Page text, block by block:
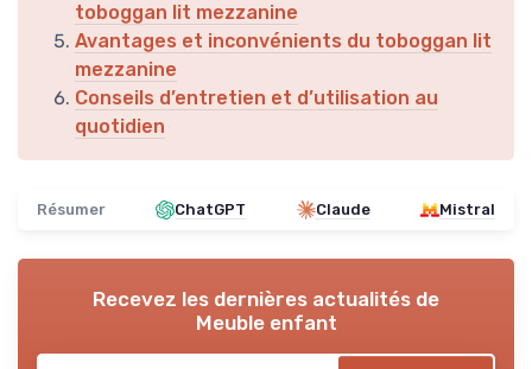
toboggan lit mezzanine
Avantages et inconvénients du toboggan lit
mezzanine
Conseils d’entretien et d’utilisation au
quotidien
Résumer ChatGPT Claude Mistral
Recevez les dernières actualités de
Meuble enfant